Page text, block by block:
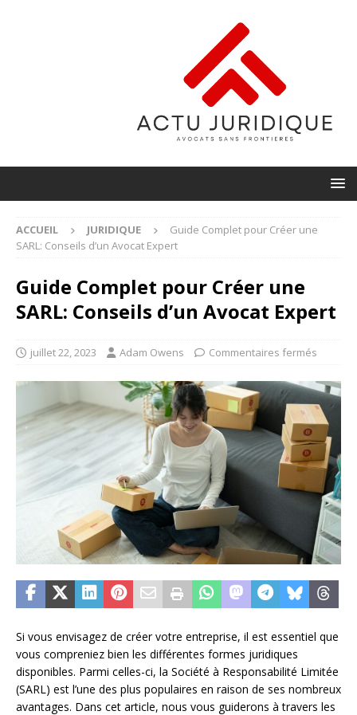
ACCUEIL JURIDIQUE
Guide Complet pour Créer une
SARL: Conseils d’un Avocat Expert
Guide Complet pour Créer une
SARL: Conseils d’un Avocat Expert
juillet 22, 2023 Adam Owens Commentaires fermés
Si vous envisagez de créer votre entreprise, il est essentiel que
vous compreniez bien les différentes formes juridiques
disponibles. Parmi celles-ci, la Société à Responsabilité Limitée
(SARL) est l’une des plus populaires en raison de ses nombreux
avantages. Dans cet article, nous vous guiderons à travers les